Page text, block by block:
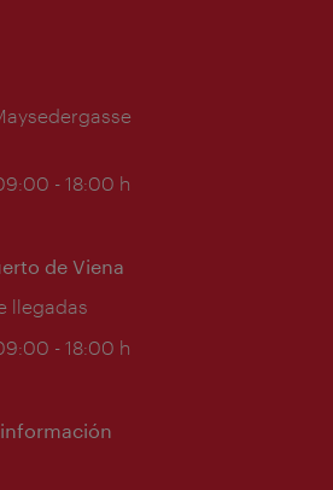
- 18:00 h
de Viena
llegadas
- 18:00 h